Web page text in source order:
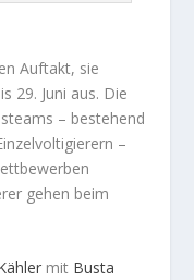
Auftakt, sie
29. Juni aus. Die
– bestehend
–
gehen beim
mit Busta